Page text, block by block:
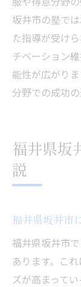
坂井市の塾で
た指導が受け
チベーション
能性が広がり
分野での成功の
福井県坂
説
福井県坂井市
福井県坂井市
あります。こ
ズが高まって